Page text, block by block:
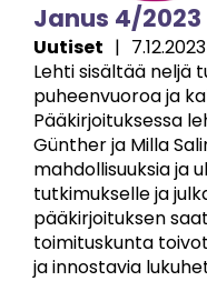
Janus 4/
Uutiset | 7.12.2023
Lehti sisältää neljä
puheenvuoroa ja
Pääkirjoituksessa
Günther ja Milla
mahdollisuuksia ja
tutkimukselle ja
pääkirjoituksen
toimituskunta
ja innostavia